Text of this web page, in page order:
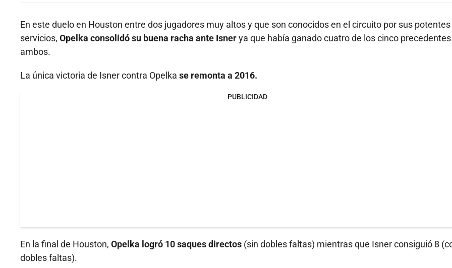
En este duelo en Houston entre dos jugadores muy altos y que son conocidos en el circuito por sus potentes
servicios, Opelka consolidó su buena racha ante Isnerya que había ganado cuatro de los cinco
ambos.
La única victoria de Isner contra Opelka se remonta a 2016.
PUBLICIDAD
En la final de Houston, Opelka logró 10 saques directos (sin dobles faltas) mientras que Isner consiguió 8
dobles faltas).